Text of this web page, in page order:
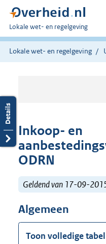
U
bent
hier:
Lokale wet- en regelgeving
Lokale wet- en regelgeving
Inkoop- en
ODRN
Geldend van 17-09-
Algemeen
Toon volledige tabel